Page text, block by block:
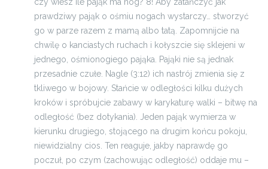
czy wiesz ile pająk ma nóg? 8! Aby zatańczyć jak
prawdziwy pająk o ośmiu nogach wystarczy… stworzyć
go w parze razem z mamą albo tatą. Zapomnijcie na
chwilę o kanciastych ruchach i kołyszcie się sklejeni w
jednego, ośmionogiego pająka. Pająki nie są jednak
przesadnie czułe. Nagle (3:12) ich nastrój zmienia się z
tkliwego w bojowy. Stańcie w odległości kilku dużych
kroków i spróbujcie zabawy w karykaturę walki – bitwę na
odległość (bez dotykania). Jeden pająk wymierza w
kierunku drugiego, stojącego na drugim końcu pokoju,
niewidzialny cios. Ten reaguje, jakby naprawdę go
poczuł, po czym (zachowując odległość) oddaje mu –